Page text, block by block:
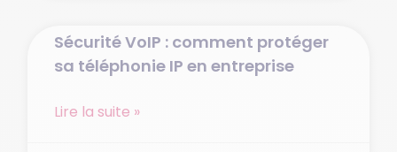
Sécurité VoIP : comment protéger
sa téléphonie IP en entreprise
Lire la suite »